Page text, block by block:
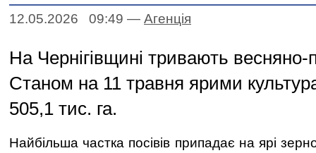
12.05.2026 09:49 — Агенцiя
На Чернігівщині тривають весняно-
Станом на 11 травня ярими
505,1 тис. га.
Найбільша частка посівів припадає на ярі